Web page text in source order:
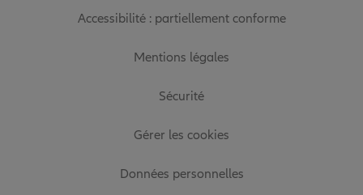
Accessibilité : partiellement conforme
Mentions légales
Sécurité
Gérer les cookies
Données personnelles